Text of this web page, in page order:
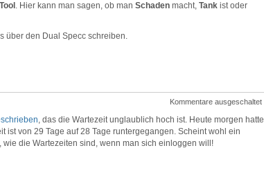
. Hier kann man sagen, ob man Schaden macht, Tank ist oder
über den Dual Specc schreiben.
Kommentare ausgeschaltet
, das die Wartezeit unglaublich hoch ist. Heute morgen hatte
ist von 29 Tage auf 28 Tage runtergegangen. Scheint wohl ein
die Wartezeiten sind, wenn man sich einloggen will!